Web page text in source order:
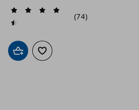
(74)
Προσθήκη στο καλάθι
Προσθήκη στα αγαπημένα